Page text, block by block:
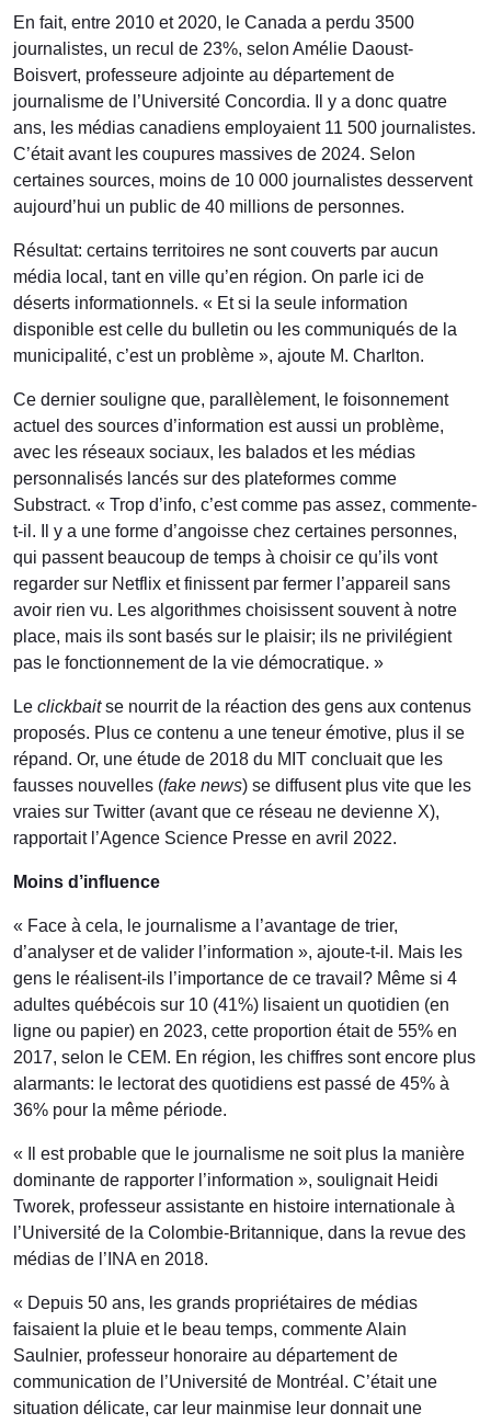
En fait, entre 2010 et 2020, le Canada a perdu 3500
journalistes, un recul de 23%, selon Amélie Daoust-
Boisvert, professeure adjointe au département de
journalisme de l’Université Concordia. Il y a donc quatre
ans, les médias canadiens employaient 11 500 journalistes.
C’était avant les coupures massives de 2024. Selon
certaines sources, moins de 10 000 journalistes desservent
aujourd’hui un public de 40 millions de personnes.
Résultat: certains territoires ne sont couverts par aucun
média local, tant en ville qu’en région. On parle ici de
déserts informationnels. « Et si la seule information
disponible est celle du bulletin ou les communiqués de la
municipalité, c’est un problème », ajoute M. Charlton.
Ce dernier souligne que, parallèlement, le foisonnement
actuel des sources d’information est aussi un problème,
avec les réseaux sociaux, les balados et les médias
personnalisés lancés sur des plateformes comme
Substract. « Trop d’info, c’est comme pas assez, commente-
t-il. Il y a une forme d’angoisse chez certaines personnes,
qui passent beaucoup de temps à choisir ce qu’ils vont
regarder sur Netflix et finissent par fermer l’appareil sans
avoir rien vu. Les algorithmes choisissent souvent à notre
place, mais ils sont basés sur le plaisir; ils ne privilégient
pas le fonctionnement de la vie démocratique. »
Le clickbaitse nourrit de la réaction des gens aux contenus
proposés. Plus ce contenu a une teneur émotive, plus il se
répand. Or, une étude de 2018 du MIT concluait que les
fausses nouvelles (fake news) se diffusent plus vite que les
vraies sur Twitter (avant que ce réseau ne devienne X),
rapportait l’Agence Science Presse en avril 2022.
Moins d’influence
« Face à cela, le journalisme a l’avantage de trier,
d’analyser et de valider l’information », ajoute-t-il. Mais les
gens le réalisent-ils l’importance de ce travail? Même si 4
adultes québécois sur 10 (41%) lisaient un quotidien (en
ligne ou papier) en 2023, cette proportion était de 55% en
2017, selon le CEM. En région, les chiffres sont encore plus
alarmants: le lectorat des quotidiens est passé de 45% à
36% pour la même période.
« Il est probable que le journalisme ne soit plus la manière
dominante de rapporter l’information », soulignait Heidi
Tworek, professeur assistante en histoire internationale à
l’Université de la Colombie-Britannique, dans la revue des
médias de l’INA en 2018.
« Depuis 50 ans, les grands propriétaires de médias
faisaient la pluie et le beau temps, commente Alain
Saulnier, professeur honoraire au département de
communication de l’Université de Montréal. C’était une
situation délicate, car leur mainmise leur donnait une